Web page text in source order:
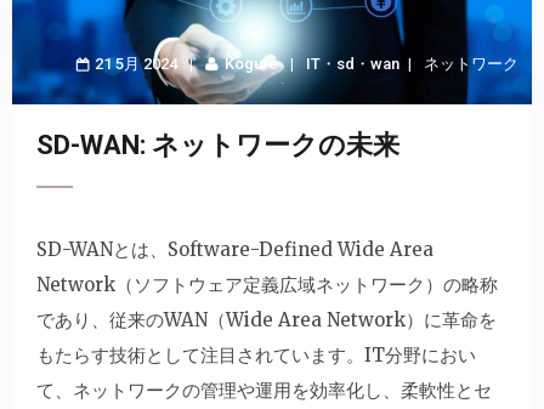
21 5月 2024 Kogure IT ・ sd ・ wan ネットワーク
SD-WAN: ネットワークの未来
SD-WANとは、Software-Defined Wide Area
Network（ソフトウェア定義広域ネットワーク）の略称
であり、従来のWAN（Wide Area Network）に革命を
もたらす技術として注目されています。 IT分野におい
て、ネットワークの管理や運用を効率化し、柔軟性とセ